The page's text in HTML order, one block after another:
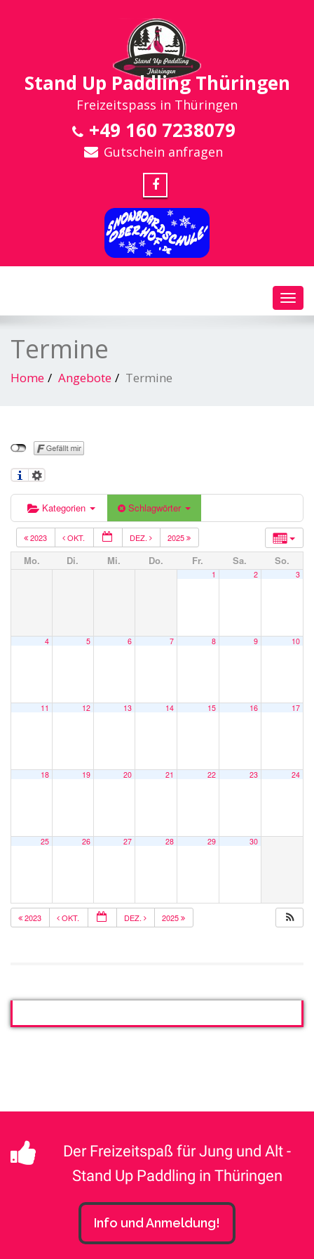
Stand Up Paddling Thüringen
Freizeitspass in Thüringen
+49 160 7238079
Gutschein anfragen
Termine
Home Angebote Termine
Kategorien Schlagwörter
2023 OKT. DEZ. 2025
Mo. Di. Mi. Do. Fr. Sa. So.
1 2 3
4 5 6 7 8 9 10
11 12 13 14 15 16 17
18 19 20 21 22 23 24
25 26 27 28 29 30
2023 OKT. DEZ. 2025
Der Freizeitspaß für Jung und Alt -
Stand Up Paddling in Thüringen
Info und Anmeldung!